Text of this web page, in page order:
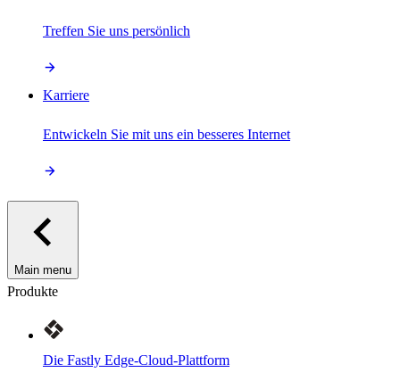
Treffen Sie uns persönlich
Karriere
Entwickeln Sie mit uns ein besseres Internet
Main menu
Produkte
Die Fastly Edge-Cloud-Plattform